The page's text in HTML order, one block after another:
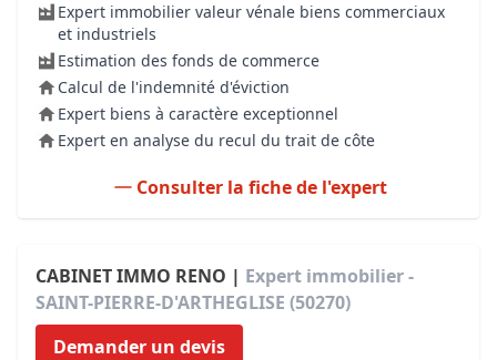
Expert immobilier valeur vénale biens commerciaux
et industriels
Estimation des fonds de commerce
Calcul de l'indemnité d'éviction
Expert biens à caractère exceptionnel
Expert en analyse du recul du trait de côte
Consulter la fiche de l'expert
CABINET IMMO RENO | Expert immobilier -
SAINT-PIERRE-D'ARTHEGLISE (50270)
Demander un devis